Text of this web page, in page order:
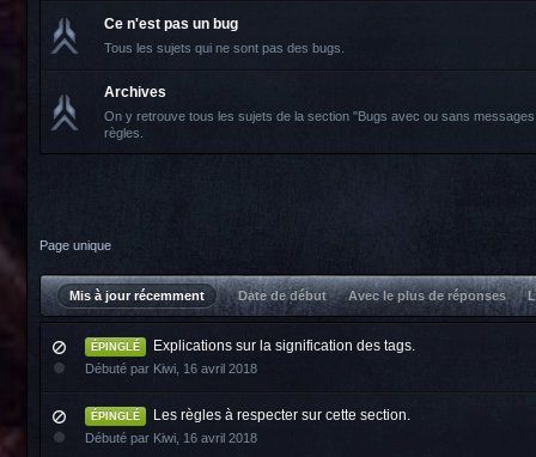
Ce n'est pas un bug
Tous les sujets qui ne sont pas des bugs.
Archives
On y retrouve tous les sujets de la section "Bugs avec ou sans
règles.
Page unique
Mis à jour récemment Date de début Avec le plus de réponses
ÉPINGLÉ Explications sur la signification des tags.
Débuté par Kiwi 16 avril 2018
ÉPINGLÉ Les règles à respecter sur cette section.
Débuté par Kiwi 16 avril 2018